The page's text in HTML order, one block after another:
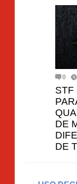
0
STF
DE
DE